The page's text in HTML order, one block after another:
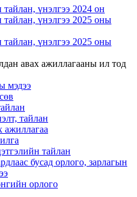
үнэлгээ 2024 он
тайлан, үнэлгээ 2025 оны
тайлан, үнэлгээ 2025 оны
авах ажиллагааны ил тод
мэдээ
тайлан
ажиллагаа
тайлан
бусад орлого, зарлагын
орлого